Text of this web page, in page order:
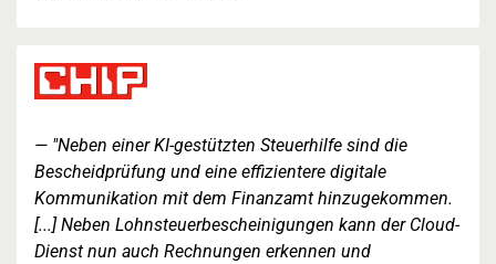
"Neben einer KI-gestützten Steuerhilfe sind die
Bescheidprüfung und eine effizientere digitale
Kommunikation mit dem Finanzamt hinzugekommen.
[...] Neben Lohnsteuerbescheinigungen kann der Cloud-
Dienst nun auch Rechnungen erkennen und